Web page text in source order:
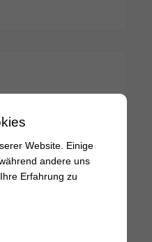
Website. Einige
andere uns
Erfahrung zu